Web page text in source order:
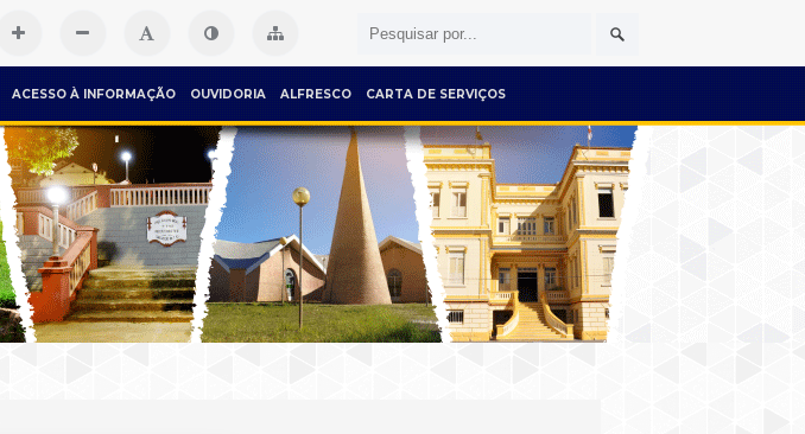
ACESSO À INFORMAÇÃO OUVIDORIA ALFRESCO CARTA DE SERVIÇOS